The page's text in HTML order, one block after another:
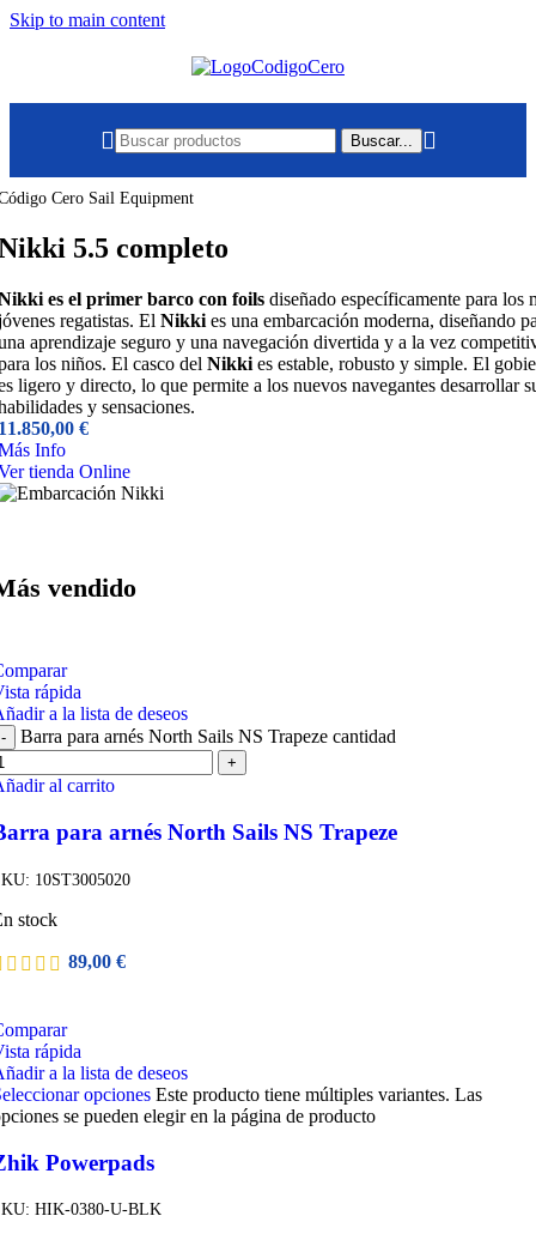
Skip to main content
Buscar...
Cero Sail Equipment
5.5 completo
es el primer barco con foils diseñado específicamente para los
regatistas. El Nikki es una embarcación moderna, diseñando
aprendizaje seguro y una navegación divertida y a la vez
los niños. El casco del Nikki es estable, robusto y simple. El
ligero y directo, lo que permite a los nuevos navegantes desarrollar
y sensaciones.
€
Info
tienda Online
vendido
rápida
a la lista de deseos
- Barra para arnés North Sails NS Trapeze cantidad
+
al carrito
para arnés North Sails NS Trapeze
10ST3005020
stock
89,00 €
rápida
a la lista de deseos
opciones Este producto tiene múltiples variantes. Las
se pueden elegir en la página de producto
Powerpads
HIK-0380-U-BLK